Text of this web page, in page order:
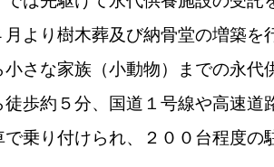
より樹木葬及び納骨堂の増築
さな家族（小動物）までの永代
歩約５分、国道１号線や高速道
乗り付けられ、２００台程度